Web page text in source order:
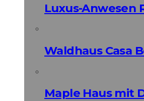
Luxus-Anwesen
Waldhaus Casa
Maple Haus mit